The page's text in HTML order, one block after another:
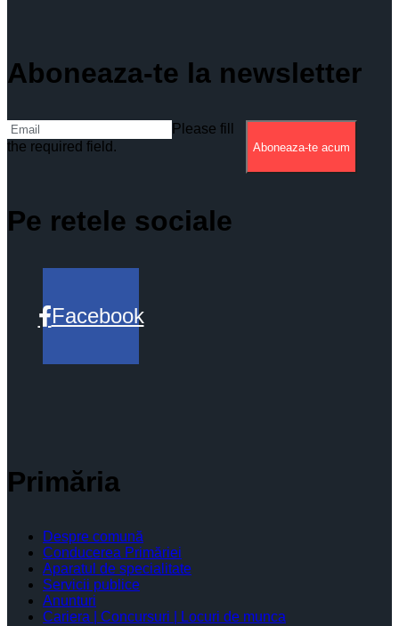
Aboneaza-te la newsletter
Please fill
the required field.
Aboneaza-te acum
Pe retele sociale
Facebook
Primăria
Despre comună
Conducerea Primăriei
Aparatul de specialitate
Servicii publice
Anunturi
Cariera | Concursuri | Locuri de munca